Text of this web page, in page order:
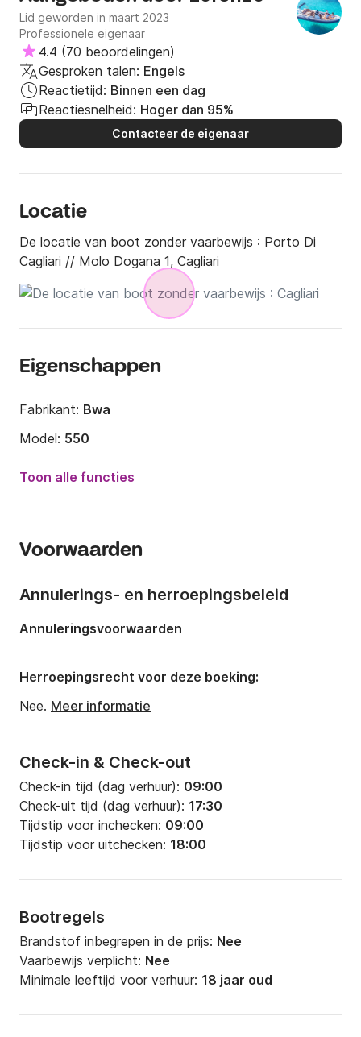
het is om de zee vanuit een ander perspectief te
ervaren. Vandaag willen we diezelfde ervaring met jou
delen en je een onvergetelijke ervaring bieden.
🔥 **Boek Nu Je Avontuur!**
Mis de kans niet om de kust van Cagliari in volledige
vrijheid te verkennen. Boek je ervaring met Noestrum
nooit hebt ervaren!
Lid geworden in maart 2023
Professionele eigenaar
4.4 (70 beoordelingen)
Gesproken talen: Engels
Reactietijd: Binnen een dag
Reactiesnelheid: Hoger dan 95%
Contacteer de eigenaar
Locatie
De locatie van boot zonder vaarbewijs : Porto Di
Cagliari // Molo Dogana 1, Cagliari
Eigenschappen
Fabrikant: Bwa
Model: 550
Motorkracht:
40pk
Capaciteit aan boord:
Toon alle functies
Voorwaarden
Check-in & Check-out
Check-in tijd (dag verhuur): 09:00
Check-uit tijd (dag verhuur): 17:30
Tijdstip voor inchecken: 09:00
Tijdstip voor uitchecken: 18:00
Bootregels
Brandstof inbegrepen in de prijs: Nee
Vaarbewijs verplicht: Nee
Minimale leeftijd voor verhuur: 18 jaar oud
Annulerings- en herroepingsbeleid
Annuleringsvoorwaarden
Herroepingsrecht voor deze boeking:
Nee. Meer informatie